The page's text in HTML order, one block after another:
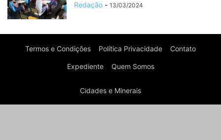
Redação - 13/03/2024
Termos e Condições Política Privacidade Contato
Expediente Quem Somos
Cidades e Minerais